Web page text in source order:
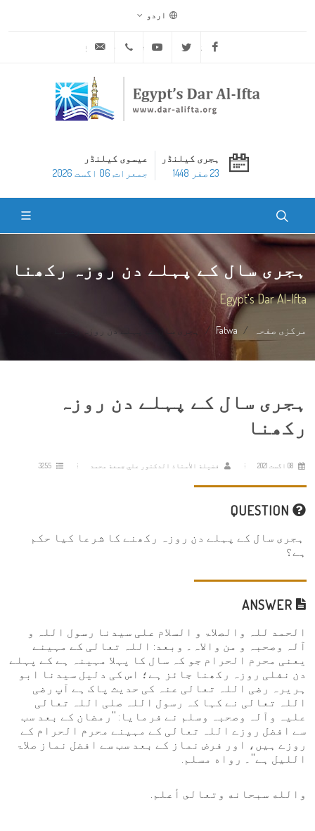
اردو
Facebook
Twitter
Youtube
ہجری کیلنڈر
23 صفر 1448
عیسوی کیلنڈر
جمعرات, 06 اگست 2026
ہجری سال کے پہلے دن روزہ رکھنا
Egypt's Dar Al-Ifta
مرکزی صفحہ Fatwa ہجری سال کے پہلے دن روزہ رکھنا
ہجری سال کے پہلے دن روزہ
رکھنا
فضيلة الأستاذ الدكتور علي جمعة محمد
ہجری سال کے پہلے دن روزہ رکھنے کا شرعا کیا حکم
ہے؟
الحمد للہ والصلاۃ و السلام علی سيدنا رسول اللہ و
آلہ وصحبہ و من والاہ۔ وبعد: اللہ تعالی کے مہینے
یعنی محرم الحرام جو کہ سال کا پہلا مہینہ ہے کے پہلے
دن نفلی روزہ رکھنا جائز ہے؛ اس کی دلیل سیدنا ابو
ہریرہ رضی اللہ تعالی عنہ کی حدیث پاک ہے آپ رضی
اللہ تعالی نے کہا کہ رسول اللہ صلی اللہ تعالی
علیہ وآلہ وصحبہ وسلم نے فرمایا: ''رمضان کے بعد سب
سے افضل روزے اللہ تعالی کے مہینے محرم الحرام کے
روزے ہیں، اور فرض نماز کے بعد سب سے افضل نماز صلاۃ
اللیل ہے''۔ رواه مسلم.
والله سبحانه وتعالى أعلم.